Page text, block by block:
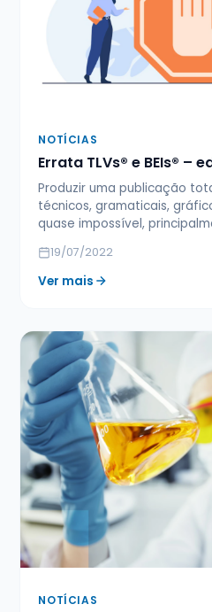
NOTÍCIAS
Errata TLVs® e BEIs® –
Produzir uma publicação
técnicos, gramaticais,
quase impossível,
19/07/2022
Ver mais
NOTÍCIAS